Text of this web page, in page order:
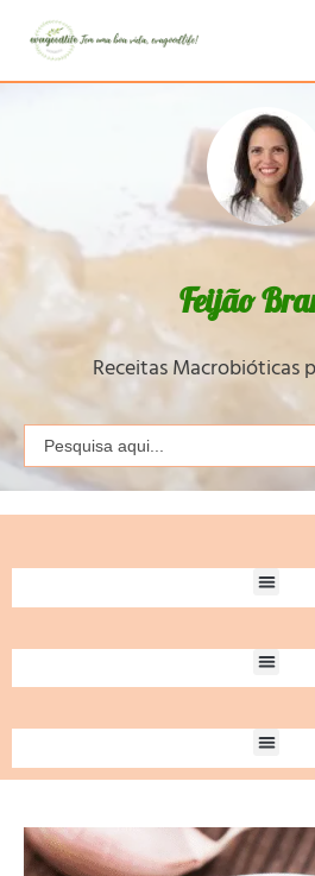
Feijão
Receitas Macrobióticas
Search
for: